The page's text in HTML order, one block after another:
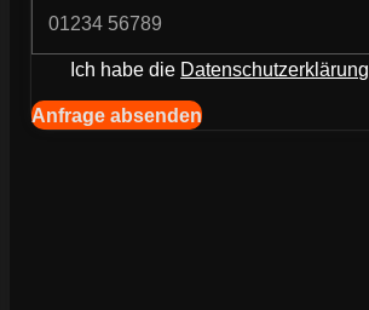
Ich habe die Datenschutzerklärung
Navigation (Kopie) (Kopieren)
Anfrage absenden